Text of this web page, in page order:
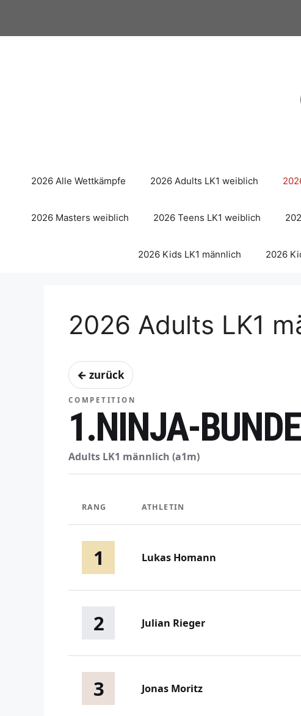
springen
2026 Alle Wettkämpfe 2026 Adults LK1 weiblich
2026 Masters weiblich 2026 Teens LK1 weiblich
2026 Kids LK1 männlich 2026
2026 Adults LK1
← zurück
COMPETITION
1.NINJA-
Adults LK1 männlich (a1m)
RANG ATHLETIN
1 Lukas Homann
2 Julian Rieger
3 Jonas Moritz